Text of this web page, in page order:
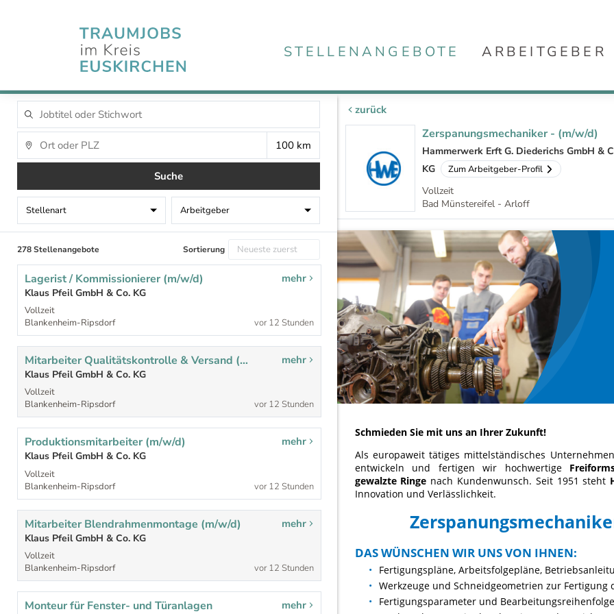
STELLENANGEBOTE ARBEITGEBER
Suche
Stellenart Arbeitgeber
278 Stellenangebote Sortierung
Lagerist / Kommissionierer (m/w/d)
Klaus Pfeil GmbH & Co. KG
Vollzeit
Blankenheim-Ripsdorf
mehr
vor 12 Stunden
Mitarbeiter Qualitätskontrolle & Versand (m/w/d)
Klaus Pfeil GmbH & Co. KG
Vollzeit
Blankenheim-Ripsdorf
mehr
vor 12 Stunden
Produktionsmitarbeiter (m/w/d)
Klaus Pfeil GmbH & Co. KG
Vollzeit
Blankenheim-Ripsdorf
mehr
vor 12 Stunden
Mitarbeiter Blendrahmenmontage (m/w/d)
Klaus Pfeil GmbH & Co. KG
Vollzeit
Blankenheim-Ripsdorf
mehr
vor 12 Stunden
Monteur für Fenster- und Türanlagen mehr
zurück
Zerspanungsmechaniker - (m/w/d)
Hammerwerk Erft G. Diederichs GmbH &
KG
Zum Arbeitgeber-Profil
Vollzeit
Bad Münstereifel - Arloff